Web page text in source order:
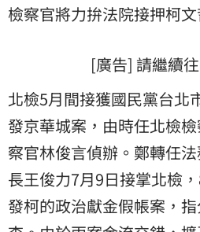
檢察官將力拚法院接押柯文
[廣告] 請繼續
北檢5月間接獲國民黨台北
發京華城案，由時任北檢
察官林俊言偵辦。鄭轉任
長王俊力7月9日接掌北檢
發柯的政治獻金假帳案，